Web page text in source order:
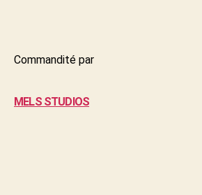
Commandité par
MELS STUDIOS